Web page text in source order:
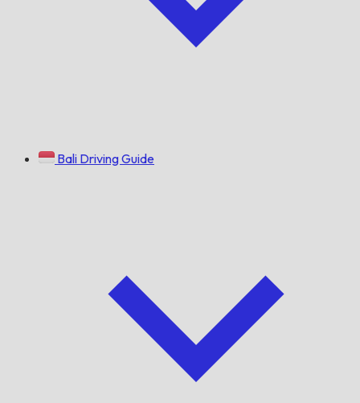
Bali Driving Guide